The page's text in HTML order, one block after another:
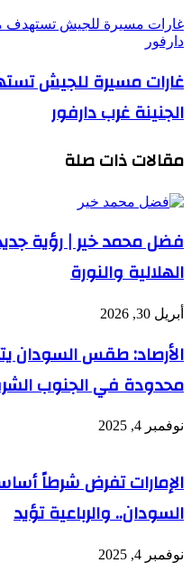
غارات مسيرة للجيش تستهدف
دارفور
غارات مسيرة للجيش
الجنينة غرب دارفور
مقالات ذات صلة
فضل محمد خير | رؤية
الهلالية والنورة
أبريل 30, 2026
الأرصاد: طقس السودان
محدودة في الجنوب
نوفمبر 4, 2025
الإمارات تفرض شرطاً
السودان.. والرباعية تؤيد
نوفمبر 4, 2025